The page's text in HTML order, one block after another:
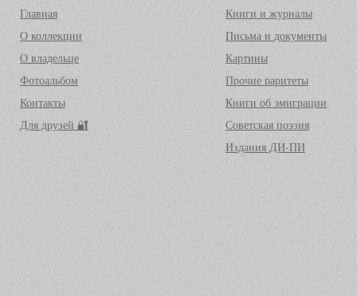
Главная
О коллекции
О владельце
Фотоальбом
Контакты
Для друзей 🔐
Книги и журналы
Письма и документы
Картины
Прочие раритеты
Книги об эмиграции
Советская поэзия
Издания ДИ-ПИ